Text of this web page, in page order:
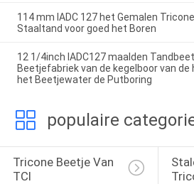
114 mm IADC 127 het Gemalen
Staaltand voor goed het Boren
12 1/4inch IADC127 maalden
Beetjefabriek van de kegelboor van
het Beetjewater de Putboring
populaire
Tricone Beetje Van
TCI